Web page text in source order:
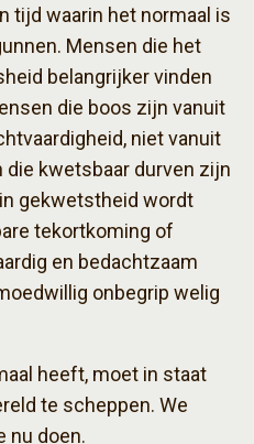
tijd waarin het normaal is
Mensen die het
belangrijker vinden
die boos zijn vanuit
niet vanuit
kwetsbaar durven zijn
gekwetstheid wordt
tekortkoming of
en bedachtzaam
onbegrip welig
heeft, moet in staat
te scheppen. We
nu doen.